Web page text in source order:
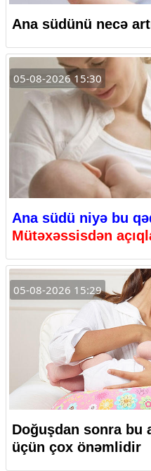
Ana südünü necə
05-08-2026 15:30
Ana südü niyə bu
Mütəxəssisdən
05-08-2026 15:29
Doğuşdan sonra bu
üçün çox önəmlidir